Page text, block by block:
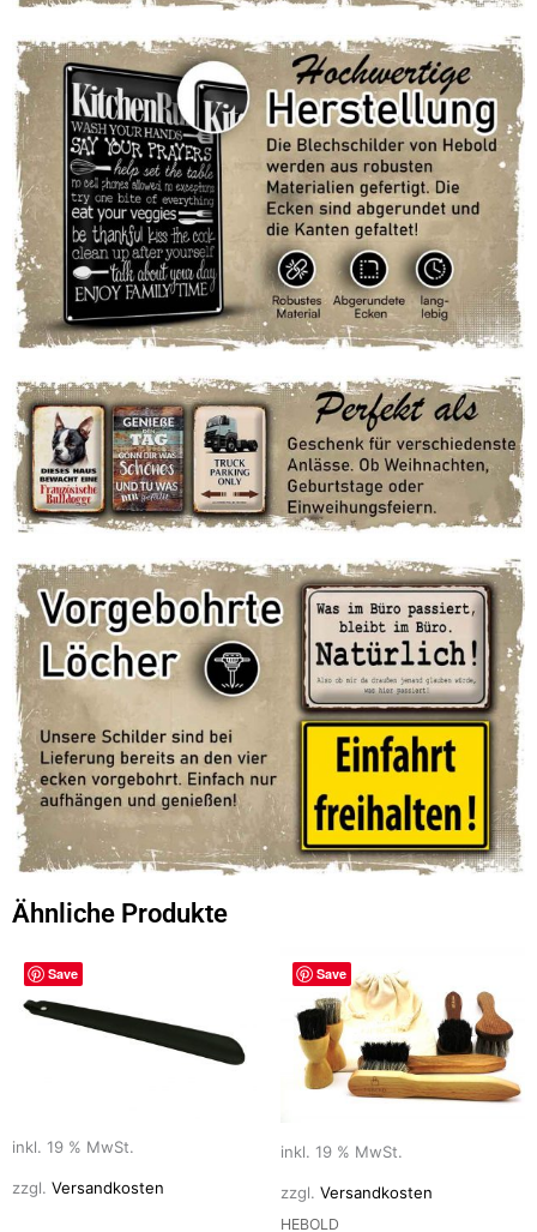
Ähnliche Produkte
Save
inkl. 19 % MwSt.
zzgl. Versandkosten
Save
inkl. 19 % MwSt.
zzgl. Versandkosten
HEBOLD